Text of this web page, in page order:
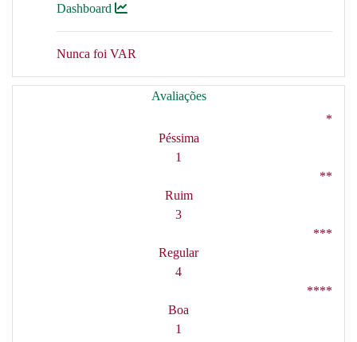
Dashboard
Nunca foi VAR
Avaliações
*
Péssima
1
**
Ruim
3
***
Regular
4
****
Boa
1